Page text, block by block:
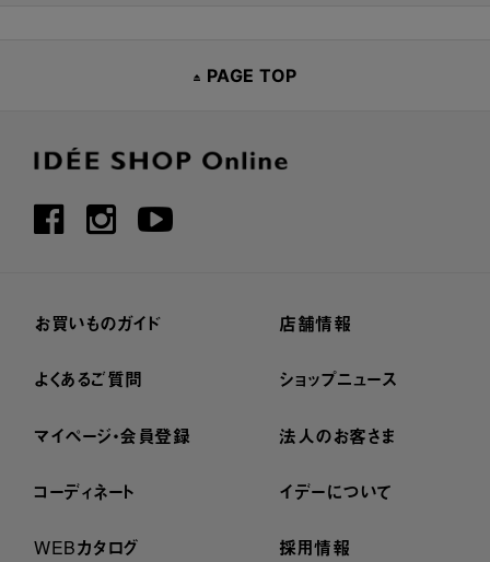
PAGE TOP
お買いものガイド
よくあるご質問
マイページ・会員登録
コーディネート
WEBカタログ
店舗情報
ショップニュース
法人のお客さま
イデーについて
採用情報